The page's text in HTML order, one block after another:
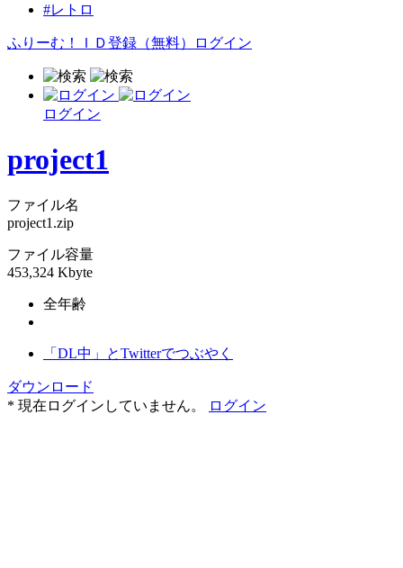
#レトロ
ふりーむ！ＩＤ登録（無料） ログイン
ログイン
project1
ファイル名
project1.zip
ファイル容量
453,324 Kbyte
全年齢
「DL中」とTwitterでつぶやく
ダウンロード
* 現在ログインしていません。
ログイン